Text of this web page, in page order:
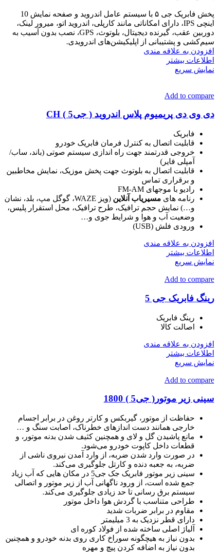
پخش فابریک جی ۵ با سیستم عامل اندروید و صفحه نمایش 10
اینچی IPS، دارای امکاناتی مانند کارپلی، اندروید اتو، میرور لینک،
دوربین عقب، گیرنده دیجیتال، بلوتوث، GPS، نصب بدون آسیب به
سیم‌کشی و پشتیبانی از اپلیکیشن‌های اندرویدی.
افزودن به علاقه مندی
اطلاعات بیشتر
نمایش سریع
Add to compare
دی وی دی پریمیوم پلاس اندروید ( جی5 ) CH
فابریک
قابلیت اتصال به کنترل فرمان فابریک خودرو
خروجی قدرتمند جهت راه اندازی سیستم صوتی (باند، ساب/
آمپلی فایر)
قابلیت اتصال به بلوتوث جهت پخش موزیک، نمایش مخاطبین
و برقراری تماس
رادیو با موجهای FM-AM
رنامه های مسیریاب آنلاین
(ویز WAZE، گوگل مپ، بلد، نشان
و…) نمایش حجم ترافیک، طرح ترافیک، محل استقرار پلیس،
وضعیت آب و هوا و شرایط جوی و…
ورودی فلش (USB)
افزودن به علاقه مندی
اطلاعات بیشتر
نمایش سریع
Add to compare
رینگ فابریک جی 5
رینگ فابریک
اصالت کالا
افزودن به علاقه مندی
اطلاعات بیشتر
نمایش سریع
Add to compare
سینی زیر موتور( جی5 ) 1800
حفاظت از موتور، گیربکس و کارتر روغن در برابر اجسام
خارجی همانند دست اندازهای خطرناک، اصابت سنگ و …
مانع پاشیدن گل و لای و همچنین کثیف شدن بدنه موتور، و
قطعات داخل کاپوت خودرو می‌شود.
در صورت وارد شدن ضربه، از وارد آمدن نیروی ناشی از
ضربه، به جعبه دنده و کارتل جلوگیری می‌کند.
سینی زیر موتور فابریک جک جی5 در مکان هایی که آب زیاد
جمع شده است، از ورود ناگهانی آب از زیر موتور و اتصالی
سیستم برق رسانی تا حد زیادی جلوگیری می‌کند.
طراحی متناسب با گردش هوا داخل موتور
مقاوم در برابر ضربات شدید
دارای قطر نزدیک به 3 میلیمتر
آلیاژ اصلی ساخته شده از فولاد کوره ای
بدون نیاز به هیچگونه سوراخ کاری روی بدنه خودرو و همچنین
بدون نیاز به اضافه کردن پیچ و مهره